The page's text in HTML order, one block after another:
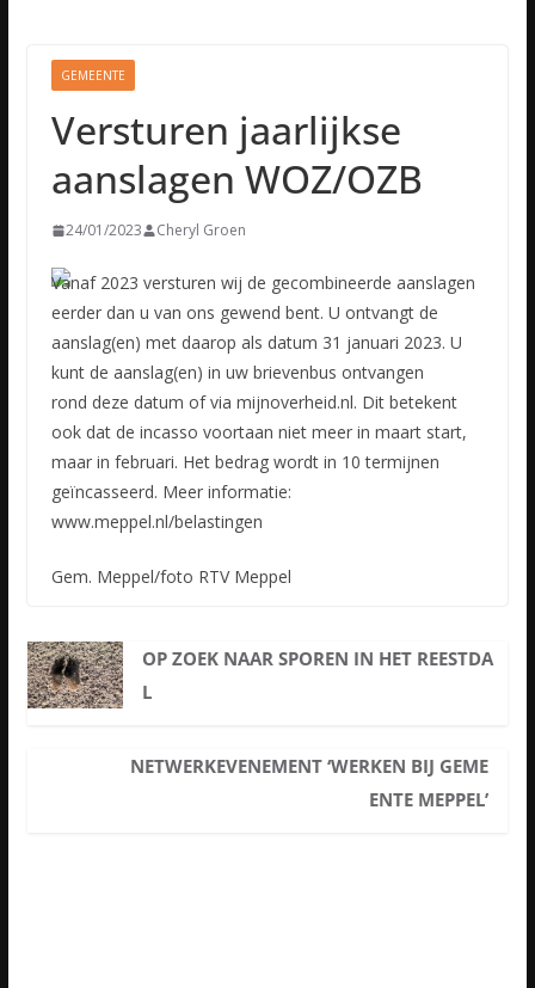
GEMEENTE
Versturen jaarlijkse
aanslagen WOZ/OZB
24/01/2023 Cheryl Groen
Vanaf 2023 versturen wij de gecombineerde aanslagen
eerder dan u van ons gewend bent. U ontvangt de
aanslag(en) met daarop als datum 31 januari 2023. U
kunt de aanslag(en) in uw brievenbus ontvangen
rond deze datum of via mijnoverheid.nl. Dit betekent
ook dat de incasso voortaan niet meer in maart start,
maar in februari. Het bedrag wordt in 10 termijnen
geïncasseerd. Meer informatie:
www.meppel.nl/belastingen
Gem. Meppel/foto RTV Meppel
OP ZOEK NAAR SPOREN IN HET REESTDA
L
NETWERKEVENEMENT ‘WERKEN BIJ GEME
ENTE MEPPEL’